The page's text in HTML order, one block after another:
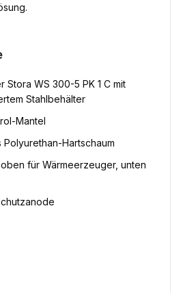
Stora WS 300-5 PK 1 C mit
Stahlbehälter
Mantel
Polyurethan-Hartschaum
für Wärmeerzeuger, unten